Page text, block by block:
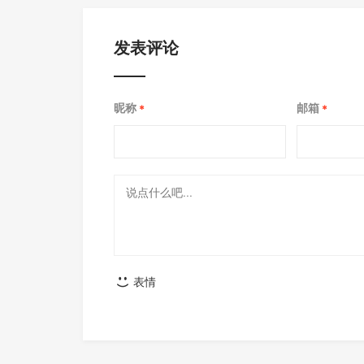
发表评论
昵称 * 邮箱 *
表情